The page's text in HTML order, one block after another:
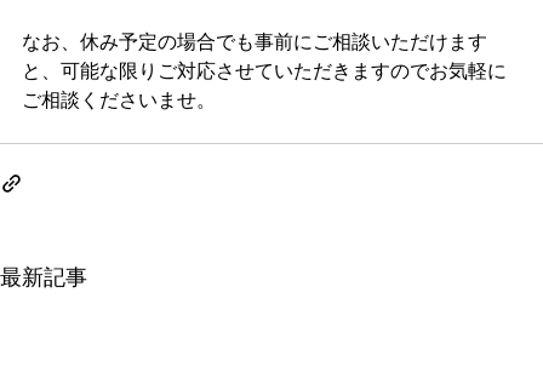
なお、休み予定の場合でも事前にご相談いただけます
と、可能な限りご対応させていただきますのでお気軽に
ご相談くださいませ。
最新記事